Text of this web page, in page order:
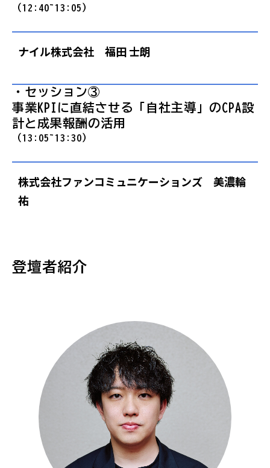
（12:40~13:05）
ナイル株式会社 福田 士朗
・セッション③
事業KPIに直結させる「自社主導」のCPA設
計と成果報酬の活用
（13:05~13:30）
株式会社ファンコミュニケーションズ 美濃輪
祐
登壇者紹介